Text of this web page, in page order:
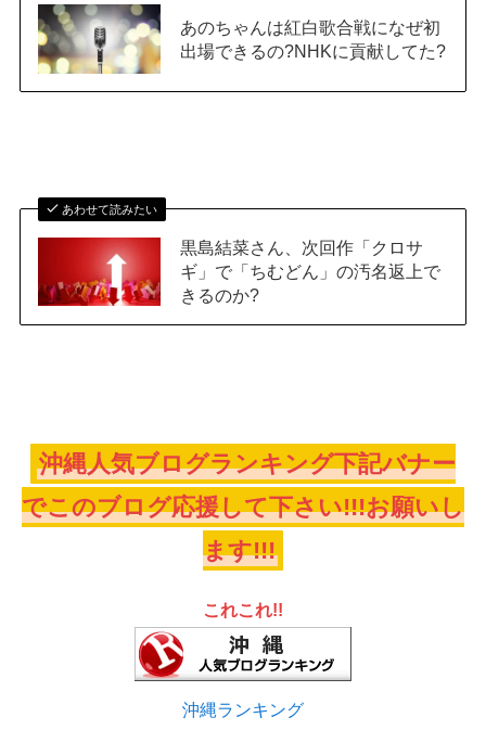
あのちゃんは紅白歌合戦になぜ初
出場できるの?NHKに貢献してた?
あわせて読みたい
黒島結菜さん、次回作「クロサ
ギ」で「ちむどん」の汚名返上で
きるのか?
沖縄人気ブログランキング下記バナー
でこのブログ応援して下さい!!!お願いし
ます!!!
これこれ!!
沖縄ランキング